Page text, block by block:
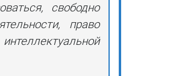
свободно
право